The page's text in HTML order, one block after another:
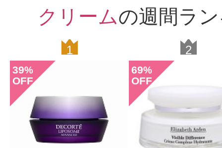
クリームの週間ラ
1
39%
OFF
2
69%
OFF